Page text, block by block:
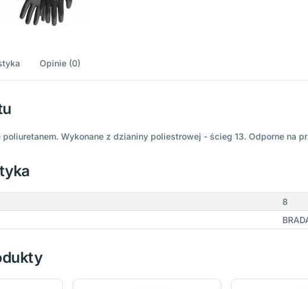
Opinie (0)
poliuretanem. Wykonane z dzianiny poliestrowej - ścieg 13. Odporne na
8